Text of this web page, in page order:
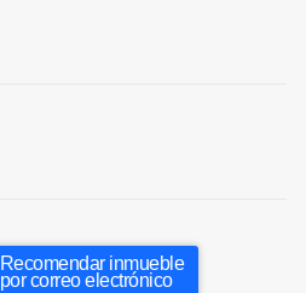
Recomendar inmueble
por correo electrónico